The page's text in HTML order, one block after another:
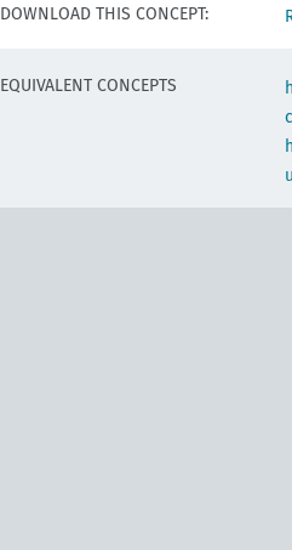
DOWNLOAD THIS CONCEPT:
EQUIVALENT CONCEPTS